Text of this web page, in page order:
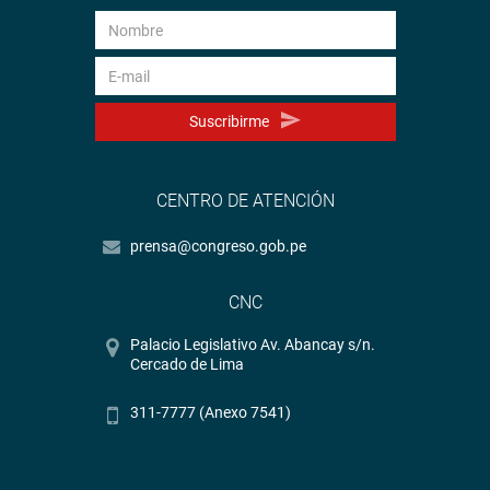
Beteta, decidió suspender la sesión y reiniciarla a las 3:30
PRENSA CONGRESO
Suscribirme
CENTRO DE ATENCIÓN
prensa@congreso.gob.pe
CNC
Palacio Legislativo Av. Abancay s/n.
Cercado de Lima
311-7777 (Anexo 7541)